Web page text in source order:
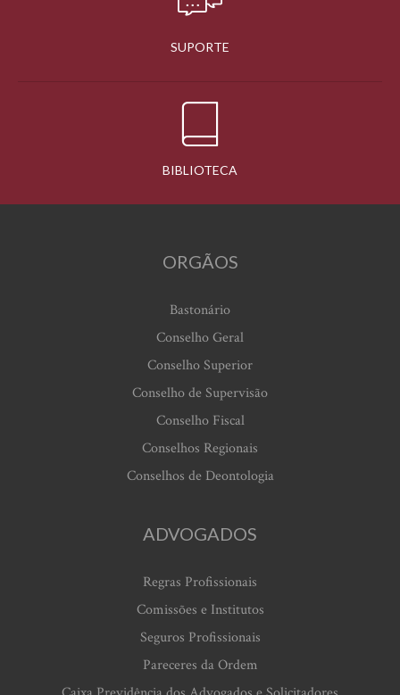
SUPORTE
BIBLIOTECA
ORGÃOS
Bastonário
Conselho Geral
Conselho Superior
Conselho de Supervisão
Conselho Fiscal
Conselhos Regionais
Conselhos de Deontologia
ADVOGADOS
Regras Profissionais
Comissões e Institutos
Seguros Profissionais
Pareceres da Ordem